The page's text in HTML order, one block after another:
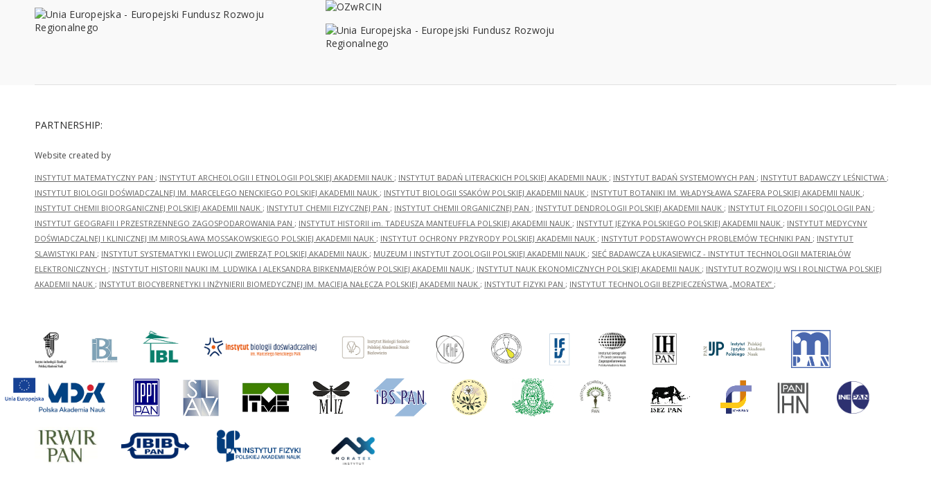
PARTNERSHIP:
Website created by
INSTYTUT MATEMATYCZNY PAN ; INSTYTUT ARCHEOLOGII I ETNOLOGII POLSKIEJ AKADEMII NAUK ; INSTYTUT BADAŃ LITERACKICH POLSKIEJ AKADEMII NAUK ; INSTYTUT BADAŃ SYSTEMOWYCH PAN ; INSTYTUT BADAWCZY LEŚNICTWA ;
INSTYTUT BIOLOGII DOŚWIADCZALNEJ IM. MARCELEGO NENCKIEGO POLSKIEJ AKADEMII NAUK ; INSTYTUT BIOLOGII SSAKÓW POLSKIEJ AKADEMII NAUK ; INSTYTUT BOTANIKI IM. WŁADYSŁAWA SZAFERA POLSKIEJ AKADEMII NAUK ;
INSTYTUT CHEMII BIOORGANICZNEJ POLSKIEJ AKADEMII NAUK ; INSTYTUT CHEMII FIZYCZNEJ PAN ; INSTYTUT CHEMII ORGANICZNEJ PAN ; INSTYTUT DENDROLOGII POLSKIEJ AKADEMII NAUK ; INSTYTUT FILOZOFII I SOCJOLOGII PAN ;
INSTYTUT GEOGRAFII I PRZESTRZENNEGO ZAGOSPODAROWANIA PAN ; INSTYTUT HISTORII im. TADEUSZA MANTEUFFLA POLSKIEJ AKADEMII NAUK ; INSTYTUT JĘZYKA POLSKIEGO POLSKIEJ AKADEMII NAUK ; INSTYTUT MEDYCYNY
DOŚWIADCZALNEJ I KLINICZNEJ IM.MIROSŁAWA MOSSAKOWSKIEGO POLSKIEJ AKADEMII NAUK ; INSTYTUT OCHRONY PRZYRODY POLSKIEJ AKADEMII NAUK ; INSTYTUT PODSTAWOWYCH PROBLEMÓW TECHNIKI PAN ; INSTYTUT
SLAWISTYKI PAN ; INSTYTUT SYSTEMATYKI I EWOLUCJI ZWIERZĄT POLSKIEJ AKADEMII NAUK ; MUZEUM I INSTYTUT ZOOLOGII POLSKIEJ AKADEMII NAUK ; SIEĆ BADAWCZA ŁUKASIEWICZ - INSTYTUT TECHNOLOGII MATERIAŁÓW
ELEKTRONICZNYCH ; INSTYTUT HISTORII NAUKI IM. LUDWIKA I ALEKSANDRA BIRKENMAJERÓW POLSKIEJ AKADEMII NAUK ; INSTYTUT NAUK EKONOMICZNYCH POLSKIEJ AKADEMII NAUK ; INSTYTUT ROZWOJU WSI I ROLNICTWA POLSKIEJ
AKADEMII NAUK ; INSTYTUT BIOCYBERNETYKI I INŻYNIERII BIOMEDYCZNEJ IM. MACIEJA NAŁĘCZA POLSKIEJ AKADEMII NAUK ; INSTYTUT FIZYKI PAN ; INSTYTUT TECHNOLOGII BEZPIECZEŃSTWA „MORATEX” ;